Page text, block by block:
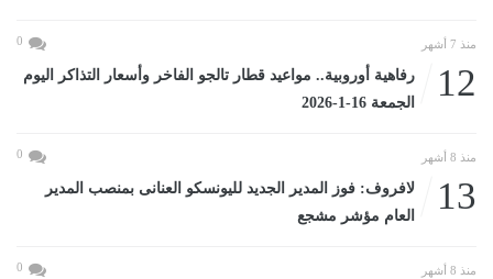
منذ 7 أشهر 0
12
رفاهية أوروبية.. مواعيد قطار تالجو الفاخر وأسعار التذاكر اليوم
الجمعة 16-1-2026
منذ 8 أشهر 0
13
لافروف: فوز المدير الجديد لليونسكو العنانى بمنصب المدير
العام مؤشر مشجع
منذ 8 أشهر 0